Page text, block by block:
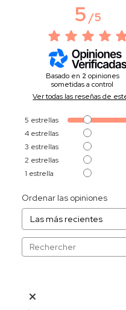
5/5
Basado en 2 opiniones
sometidas a control
Ver todas las reseñas de
5 estrellas
4 estrellas
3 estrellas
2 estrellas
1 estrella
Ordenar las opiniones